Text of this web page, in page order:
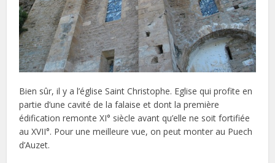
Bien sûr, il y a l’église Saint Christophe. Eglise qui profite en
partie d’une cavité de la falaise et dont la première
édification remonte XI° siècle avant qu’elle ne soit fortifiée
au XVII°. Pour une meilleure vue, on peut monter au Puech
d’Auzet.